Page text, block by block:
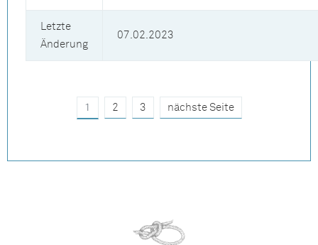
Letzte
Änderung
07.02.2023
1 2 3 nächste Seite